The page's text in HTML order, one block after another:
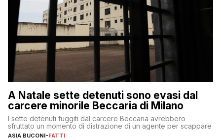
A Natale sette detenuti sono evasi dal
carcere minorile Beccaria di Milano
I sette detenuti fuggiti dal carcere Beccaria avrebbero
sfruttato un momento di distrazione di un agente per scappare
ASIA BUCONI-FATTI